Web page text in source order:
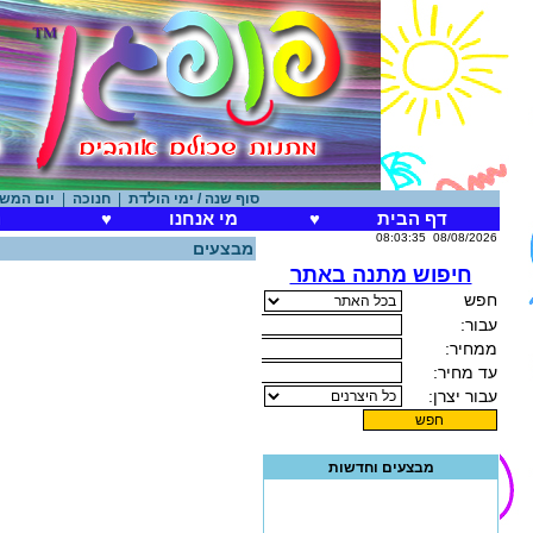
סוף שנה / ימי הולדת|חנוכה |יום המשפחה
דף הבית ♥ מי אנחנו ♥
08/08/2026
08:03:35
חיפוש מתנה באתר
מבצעים וחדשות
מבצעים